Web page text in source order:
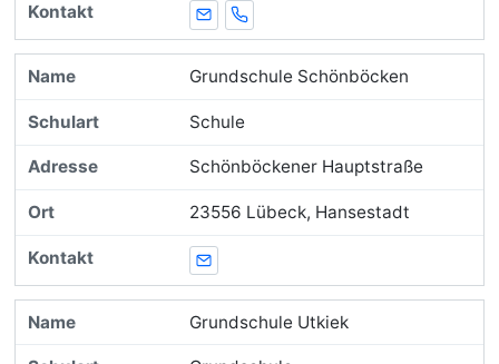
E-MailTelefon
Grundschule Schönböcken
Schule
Schönböckener Hauptstraße
23556 Lübeck, Hansestadt
E-Mail
Grundschule Utkiek